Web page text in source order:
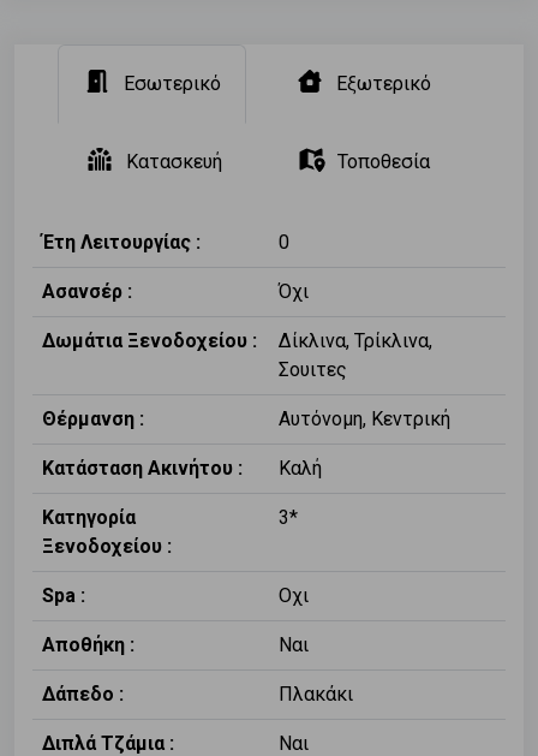
Εσωτερικό Εξωτερικό
Κατασκευή Τοποθεσία
Έτη Λειτουργίας : 0
Ασανσέρ : Όχι
Δωμάτια Ξενοδοχείου :
Δίκλινα, Τρίκλινα,
Σουιτες
Θέρμανση : Αυτόνομη, Κεντρική
Κατάσταση Ακινήτου : Καλή
Κατηγορία
Ξενοδοχείου :
3*
Spa : Οχι
Αποθήκη : Ναι
Δάπεδο : Πλακάκι
Διπλά Τζάμια : Ναι